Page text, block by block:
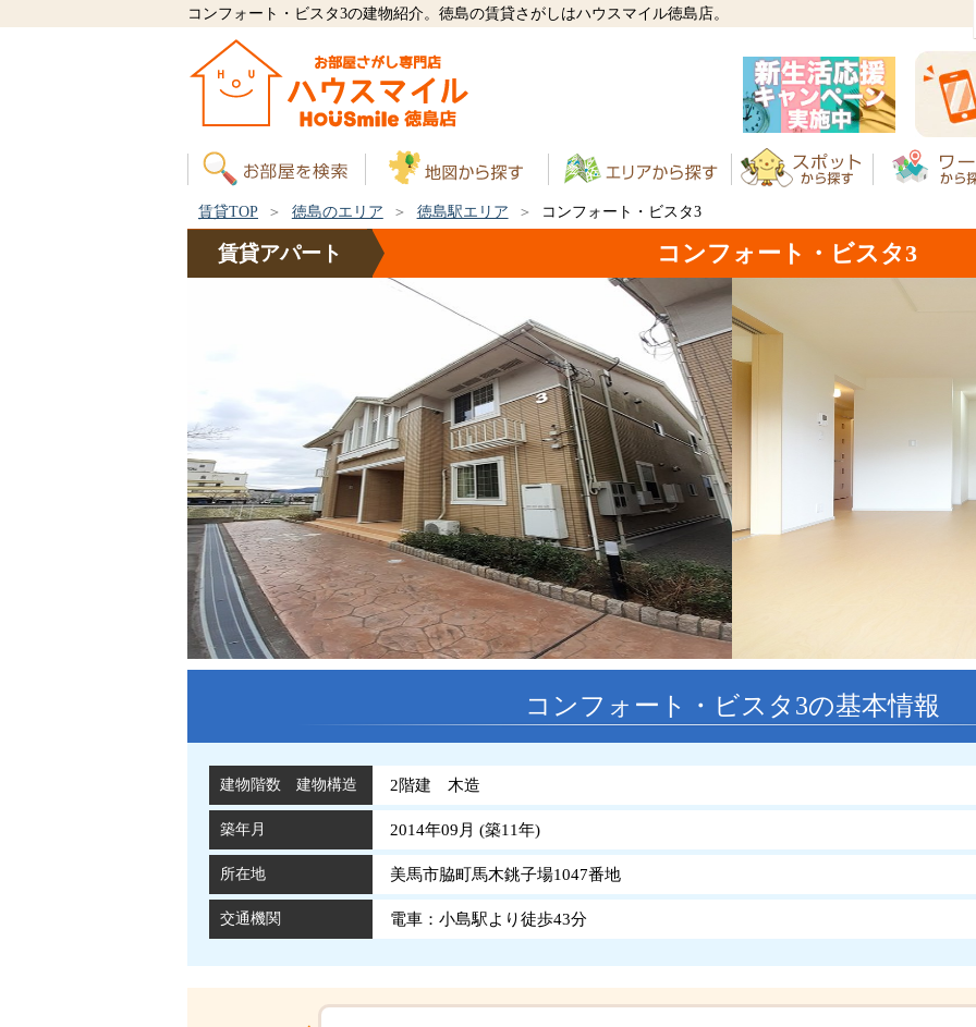
コンフォート・ビスタ3の建物紹介。徳島の賃貸さがしはハウスマイル徳島店。
賃貸TOP 徳島のエリア 徳島駅エリア コンフォート・ビスタ3
賃貸アパート コンフォート・ビスタ3
コンフォート・ビスタ3の基本情報
建物階数 建物構造 2階建 木造
築年月 2014年09月 (築11年)
所在地 美馬市脇町馬木銚子場1047番地
交通機関 電車：小島駅より徒歩43分